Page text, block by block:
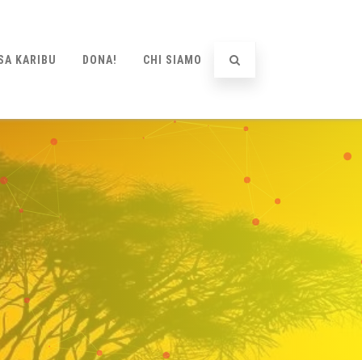
KARIBU DONA! CHI SIAMO